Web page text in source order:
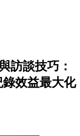
訪談技巧：
效益最大化